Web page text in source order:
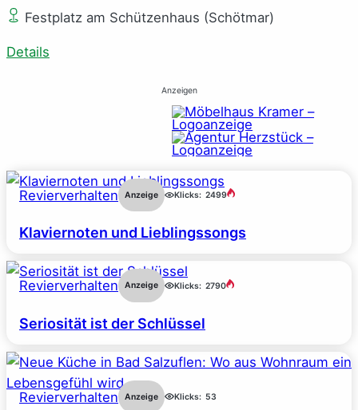
Festplatz am Schützenhaus (Schötmar)
Details
Anzeigen
Revierverhalten Anzeige Klicks: 2499
Klaviernoten und Lieblingssongs
Revierverhalten Anzeige Klicks: 2790
Seriosität ist der Schlüssel
Revierverhalten Anzeige Klicks: 53